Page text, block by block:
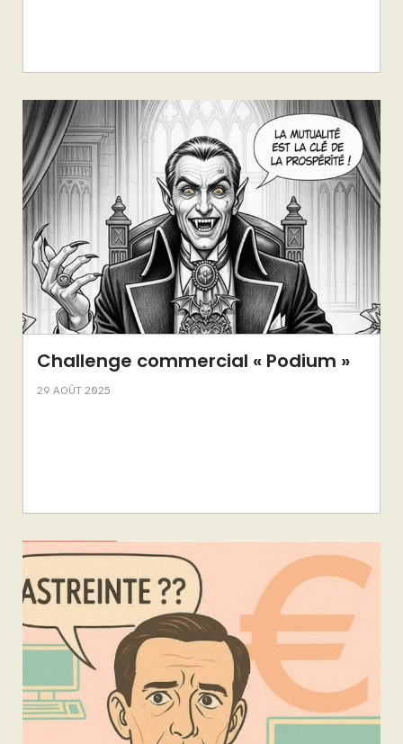
Challenge commercial « Podium »
29 AOÛT 2025